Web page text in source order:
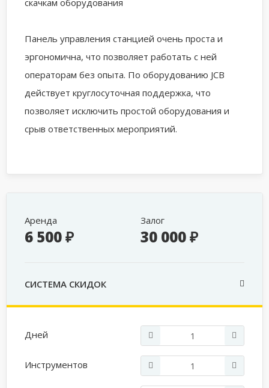
скачкам оборудования
Панель управления станцией очень проста и
эргономична, что позволяет работать с ней
операторам без опыта. По оборудованию JCB
действует круглосуточная поддержка, что
позволяет исключить простой оборудования и
срыв ответственных мероприятий.
Аренда
6 500 ₽
Залог
30 000 ₽
СИСТЕМА СКИДОК
Дней
Инструментов